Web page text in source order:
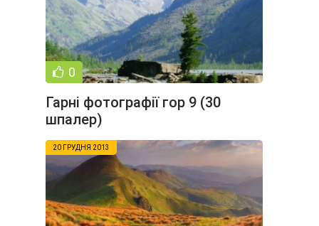
0
Гарні фотографії гор 9 (30
шпалер)
20 ГРУДНЯ 2013